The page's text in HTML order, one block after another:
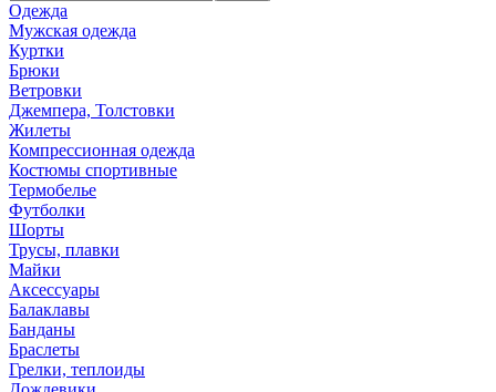
Одежда
Мужская одежда
Куртки
Брюки
Ветровки
Джемпера, Толстовки
Жилеты
Компрессионная одежда
Костюмы спортивные
Термобелье
Футболки
Шорты
Трусы, плавки
Майки
Аксессуары
Балаклавы
Банданы
Браслеты
Грелки, теплоиды